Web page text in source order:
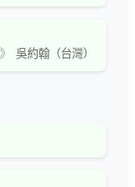
約翰（台灣）